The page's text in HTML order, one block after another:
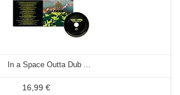
In a Space Outta Dub ...
16,99 €